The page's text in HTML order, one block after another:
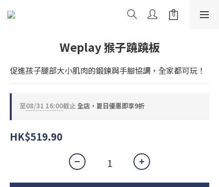
Weplay 猴子蹺蹺板
促進孩子腿部大小肌肉的鍛鍊與手腳協調，全家都可玩！
至08/31 16:00截止全店，夏日優惠即享9折
HK$519.90